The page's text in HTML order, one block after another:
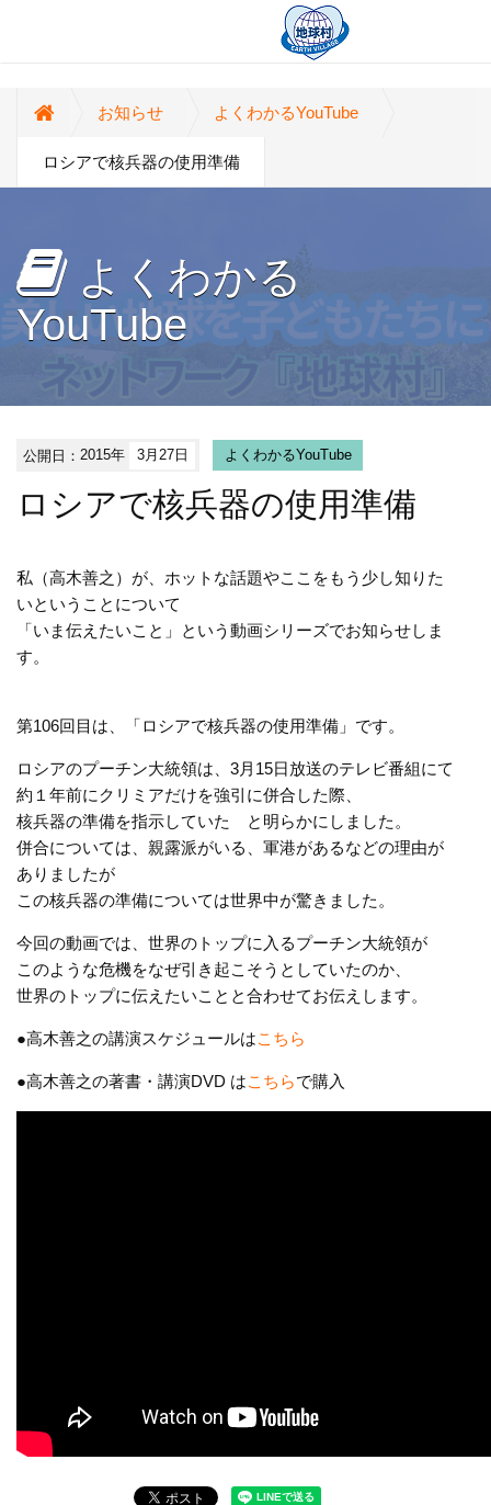
お知らせ よくわかるYouTube
ロシアで核兵器の使用準備
よくわかる
YouTube
公開日：2015年 3月27日 よくわかるYouTube
ロシアで核兵器の使用準備
私（高木善之）が、ホットな話題やここをもう少し知りた
いということについて
「いま伝えたいこと」という動画シリーズでお知らせしま
す。
第106回目は、「ロシアで核兵器の使用準備」です。
ロシアのプーチン大統領は、3月15日放送のテレビ番組にて
約１年前にクリミアだけを強引に併合した際、
核兵器の準備を指示していた と明らかにしました。
併合については、親露派がいる、軍港があるなどの理由が
ありましたが
この核兵器の準備については世界中が驚きました。
今回の動画では、世界のトップに入るプーチン大統領が
このような危機をなぜ引き起こそうとしていたのか、
世界のトップに伝えたいことと合わせてお伝えします。
●高木善之の講演スケジュールはこちら
●高木善之の著書・講演DVD はこちらで購入